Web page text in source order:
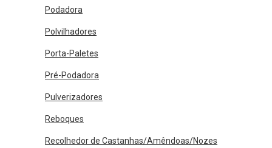
Podadora
Polvilhadores
Porta-Paletes
Pré-Podadora
Pulverizadores
Reboques
Recolhedor de Castanhas/Amêndoas/Nozes